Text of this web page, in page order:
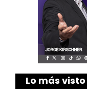
Lo más visto